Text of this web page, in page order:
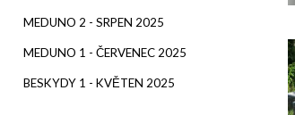
MEDUNO 2 - SRPEN 2025
MEDUNO 1 - ČERVENEC 2025
BESKYDY 1 - KVĚTEN 2025